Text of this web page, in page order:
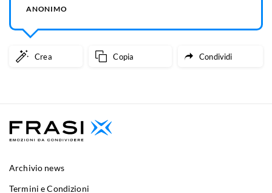
ANONIMO
Crea Copia Condividi
Archivio news
Termini e Condizioni